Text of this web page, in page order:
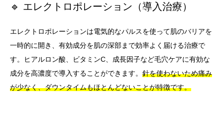
🔹 エレクトロポレーション（導入治療）
エレクトロポレーションは電気的なパルスを使って肌のバリアを
一時的に開き、有効成分を肌の深部まで効率よく届ける治療で
す。ヒアルロン酸、ビタミンC、成長因子など毛穴ケアに有効な
成分を高濃度で導入することができます。 針を使わないため痛み
が少なく、ダウンタイムもほとんどないことが特徴です。